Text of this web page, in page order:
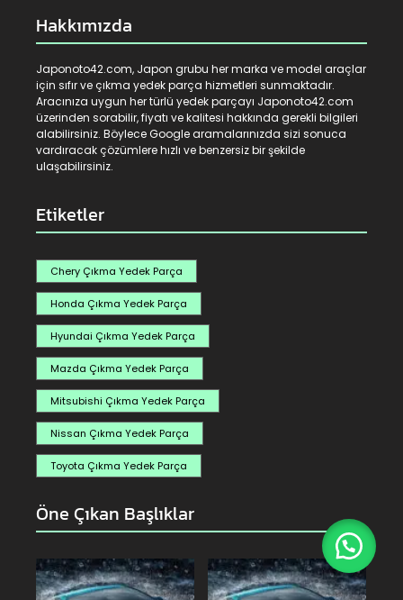
Hakkımızda
Japonoto42.com, Japon grubu her marka ve model araçlar
için sıfır ve çıkma yedek parça hizmetleri sunmaktadır.
Aracınıza uygun her türlü yedek parçayı Japonoto42.com
üzerinden sorabilir, fiyatı ve kalitesi hakkında gerekli bilgileri
alabilirsiniz. Böylece Google aramalarınızda sizi sonuca
vardıracak çözümlere hızlı ve benzersiz bir şekilde
ulaşabilirsiniz.
Etiketler
Chery Çıkma Yedek Parça
Honda Çıkma Yedek Parça
Hyundai Çıkma Yedek Parça
Mazda Çıkma Yedek Parça
Mitsubishi Çıkma Yedek Parça
Nissan Çıkma Yedek Parça
Toyota Çıkma Yedek Parça
Öne Çıkan Başlıklar